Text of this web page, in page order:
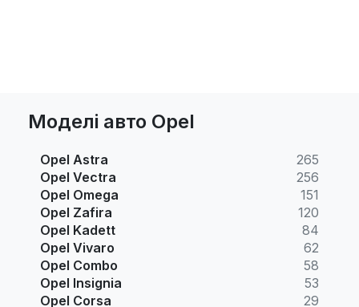
Моделі авто Opel
Opel Astra
265
Opel Vectra
256
Opel Omega
151
Opel Zafira
120
Opel Kadett
84
Opel Vivaro
62
Opel Combo
58
Opel Insignia
53
Opel Corsa
29